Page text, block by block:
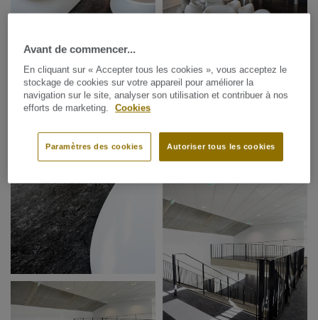
Avant de commencer...
En cliquant sur « Accepter tous les cookies », vous acceptez le
stockage de cookies sur votre appareil pour améliorer la
navigation sur le site, analyser son utilisation et contribuer à nos
efforts de marketing.
Cookies
Autoriser tous les cookies
Paramètres des cookies